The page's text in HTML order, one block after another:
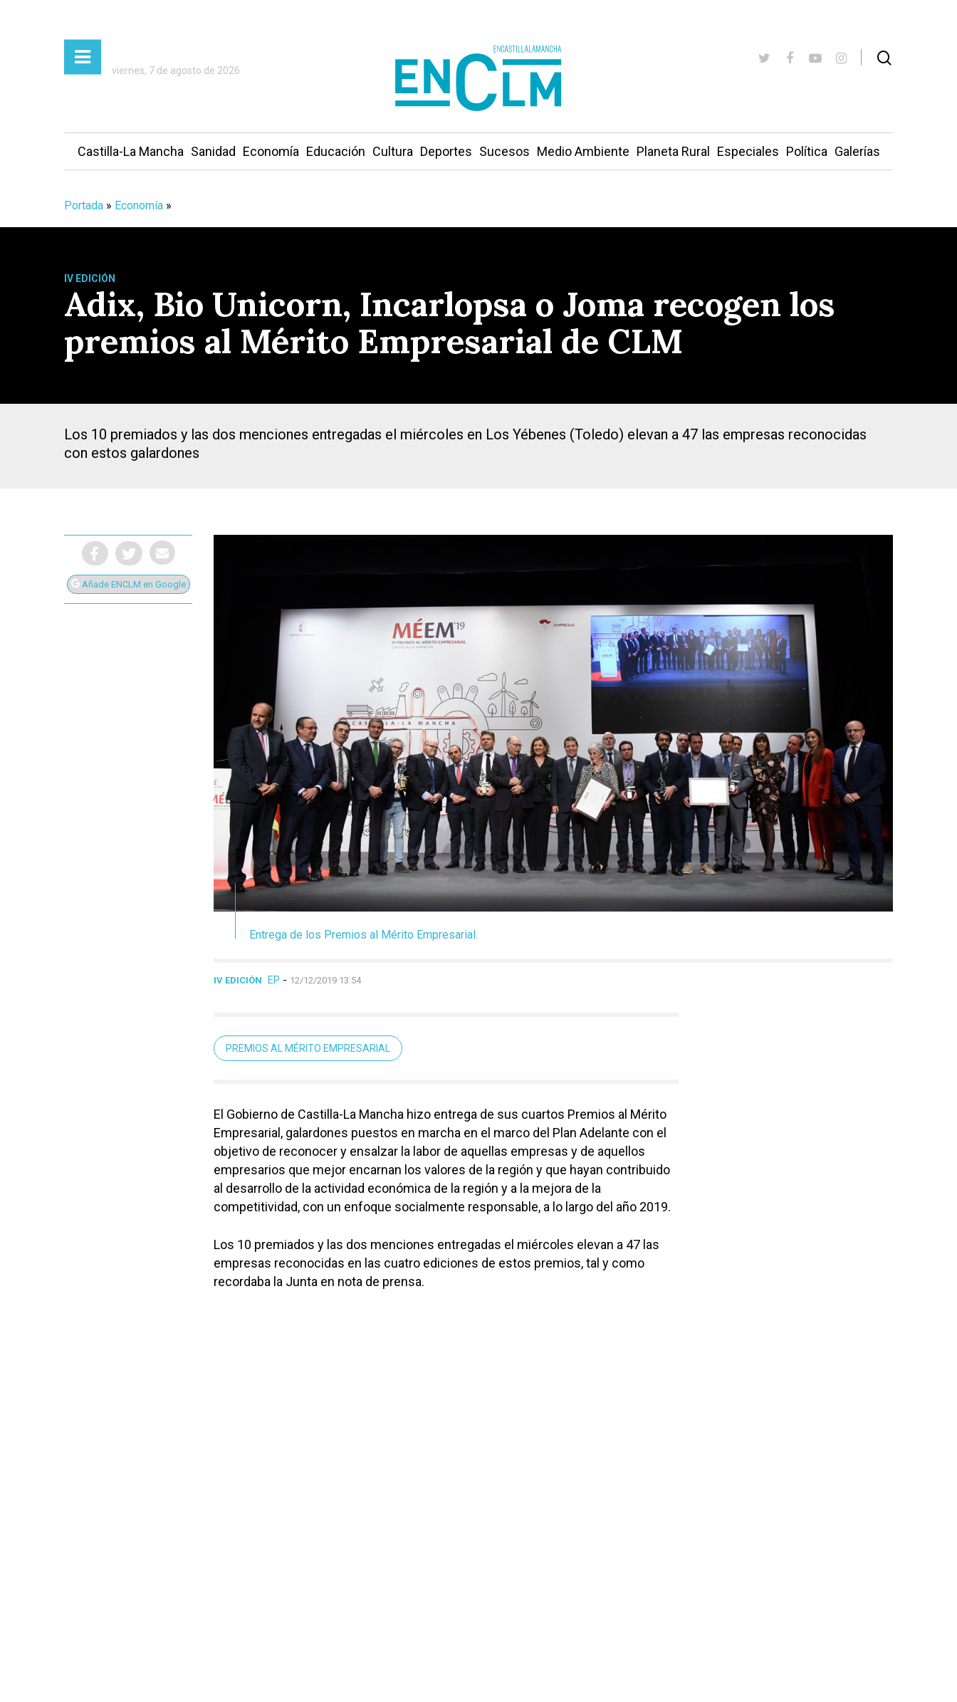
Presiona Intro para buscar o ESC para cerrar
viernes, 7 de agosto de 2026
Castilla-La Mancha Sanidad Economía Educación Cultura Deportes Sucesos Medio Ambiente Planeta Rural Especiales Política Galerías
Portada » Economía »
IV EDICIÓN
Adix, Bio Unicorn, Incarlopsa o Joma recogen los
premios al Mérito Empresarial de CLM
Los 10 premiados y las dos menciones entregadas el miércoles en Los Yébenes (Toledo) elevan a 47 las empresas reconocidas
con estos galardones
Añade ENCLM en Google
Entrega de los Premios al Mérito Empresarial.
IV EDICIÓN EP - 12/12/2019 13:54
PREMIOS AL MÉRITO EMPRESARIAL
El Gobierno de Castilla-La Mancha hizo entrega de sus cuartos Premios al Mérito
Empresarial, galardones puestos en marcha en el marco del Plan Adelante con el
objetivo de reconocer y ensalzar la labor de aquellas empresas y de aquellos
empresarios que mejor encarnan los valores de la región y que hayan contribuido
al desarrollo de la actividad económica de la región y a la mejora de la
competitividad, con un enfoque socialmente responsable, a lo largo del año 2019.
Los 10 premiados y las dos menciones entregadas el miércoles elevan a 47 las
empresas reconocidas en las cuatro ediciones de estos premios, tal y como
recordaba la Junta en nota de prensa.